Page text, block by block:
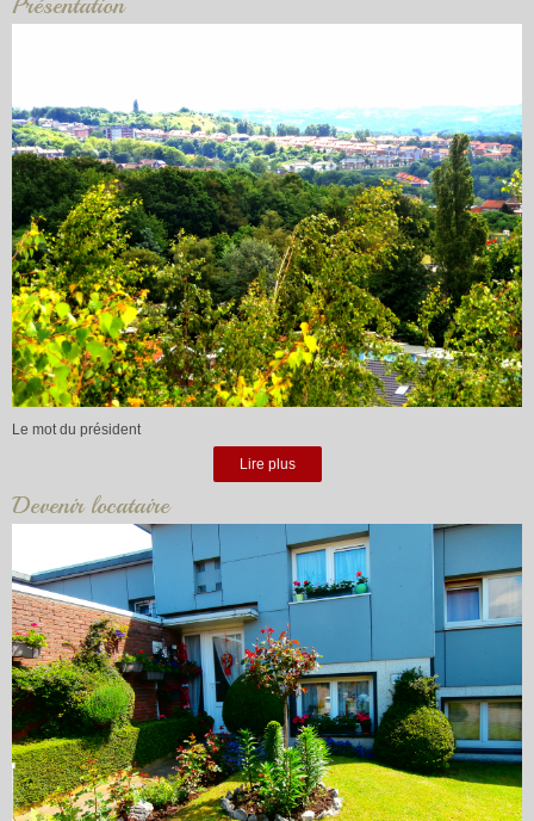
Le mot du président
Lire plus
Devenir locataire